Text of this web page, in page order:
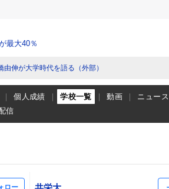
最大40％
由伸が大学時代を語る（外部）
個人成績 学校一覧 動画
ニュース
信
ロー